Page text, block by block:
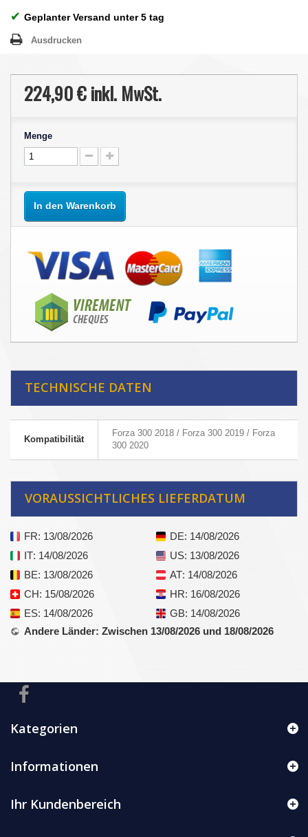
✔ Geplanter Versand unter 5 tag
Ausdrucken
224,90 €inkl. MwSt.
Menge
In den Warenkorb
TECHNISCHE DATEN
Kompatibilität
Forza 300 2018 / Forza 300 2019 / Forza
300 2020
VORAUSSICHTLICHES LIEFERDATUM
FR: 13/08/2026 DE: 14/08/2026
IT: 14/08/2026 US: 13/08/2026
BE: 13/08/2026 AT: 14/08/2026
CH: 15/08/2026 HR: 16/08/2026
ES: 14/08/2026 GB: 14/08/2026
Andere Länder: Zwischen 13/08/2026 und 18/08/2026
Kategorien
Informationen
Ihr Kundenbereich